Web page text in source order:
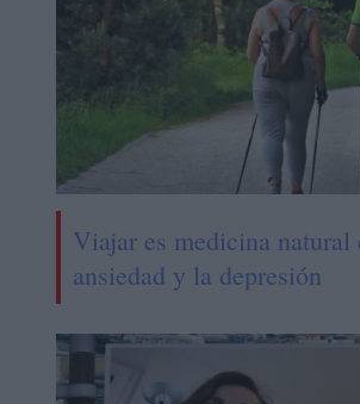
Viajar es medicina natural
ansiedad y la depresión